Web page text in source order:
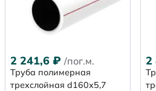
2 241,6 ₽ /пог.м.
Труба полимерная
трехслойная d160х5,7
2